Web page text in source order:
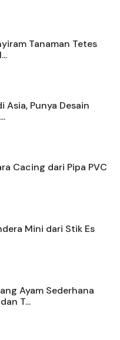
Tanaman Tetes
Asia, Punya Desain
Cacing dari Pipa PVC
Mini dari Stik Es
Ayam Sederhana
T...